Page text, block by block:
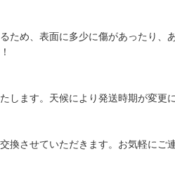
ため、表面に多少に傷があったり
します。天候により発送時期が変更
換させていただきます。お気軽にご